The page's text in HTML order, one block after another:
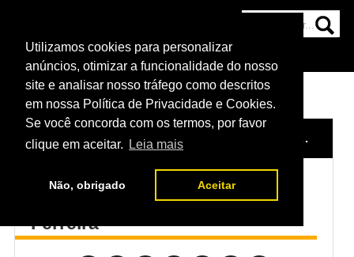
Utilizamos cookies para personalizar
anúncios, otimizar a funcionalidade do nosso
site e analisar nosso tráfego como descritos
em nossa Política de Privacidade e Cookies.
Se você concorda com os termos, por favor
clique em aceitar.
Leia mais
Não, obrigado Aceitar
NOTÍCIAS
HOME EVENTO / UFC 308: TOPURIA VS. HOLLOWAY
Abus Magomedov x Brunno
Ferreira